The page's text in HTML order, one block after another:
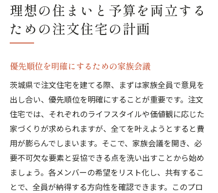
理想の住まいと予算を両立する
ための注文住宅の計画
優先順位を明確にするための家族会議
茨城県で注文住宅を建てる際、まずは家族全員で意見を
出し合い、優先順位を明確にすることが重要です。注文
住宅では、それぞれのライフスタイルや価値観に応じた
家づくりが求められますが、全てを叶えようとすると費
用が膨らんでしまいます。そこで、家族会議を開き、必
要不可欠な要素と妥協できる点を洗い出すことから始め
ましょう。各メンバーの希望をリスト化し、共有するこ
とで、全員が納得する方向性を確認できます。このプロ